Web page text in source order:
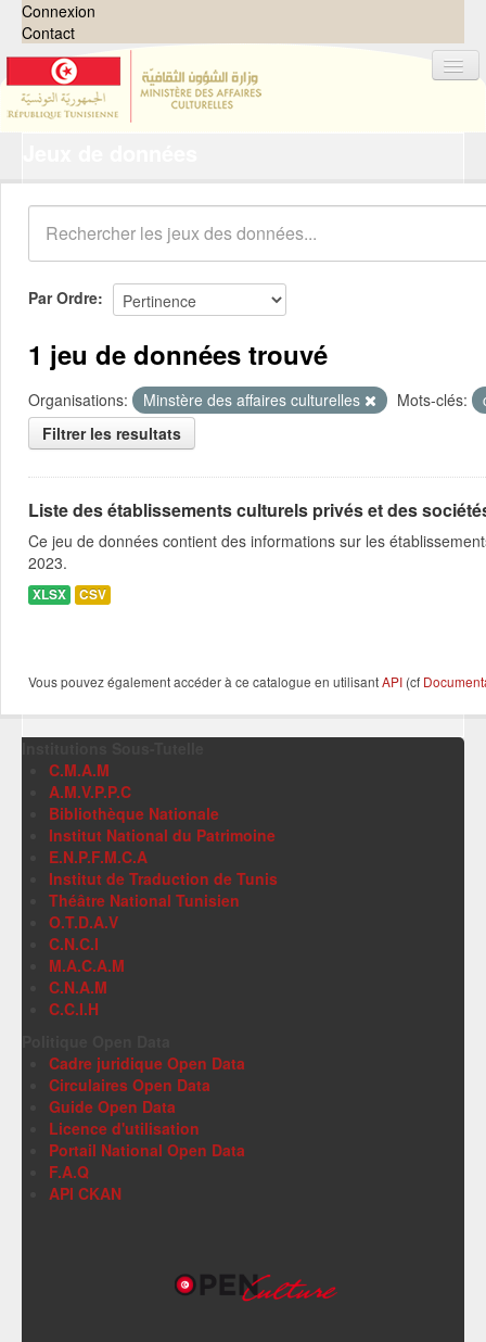
Connexion
Contact
Organisations
Groupes
Demandes 0
À propos
Par Ordre
1 jeu de données trouvé
Organisations: Minstère des affaires culturelles Mots-clés:
Filtrer les resultats
Liste des établissements culturels privés et des
Ce jeu de données contient des informations sur les
2023.
XLSX CSV
Vous pouvez également accéder à ce catalogue en utilisantAPI (cf
C.M.A.M
A.M.V.P.P.C
Bibliothèque Nationale
Institut National du Patrimoine
E.N.P.F.M.C.A
Institut de Traduction de Tunis
Théâtre National Tunisien
O.T.D.A.V
C.N.C.I
M.A.C.A.M
C.N.A.M
C.C.I.H
Cadre juridique Open Data
Circulaires Open Data
Guide Open Data
Licence d'utilisation
Portail National Open Data
F.A.Q
API CKAN